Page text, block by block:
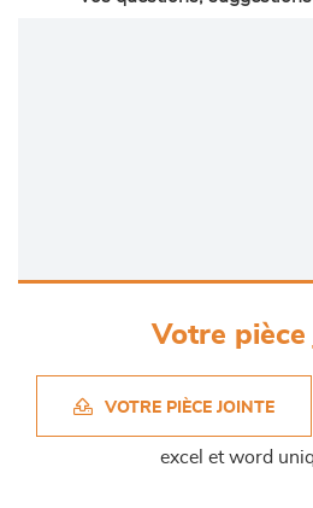
Votre pièce
VOTRE PIÈCE JOINTE
excel et word